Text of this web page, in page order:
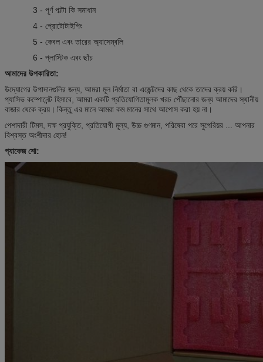
3 - পূর্ণ পাল্টা কি সমাধান
4 - প্রোটোটাইপিং
5 - কেবল এবং তারের অ্যাসেম্বলি
6 - প্লাস্টিক এবং ছাঁচ
আমাদের উপকারিতা:
উদ্যোগের উপাদানগুলির জন্য, আমরা মূল নির্মাতা বা এজেন্টদের কাছ থেকে তাদের ক্রয় করি।
প্যাসিভ কম্পোনেন্ট হিসাবে, আমরা একটি প্রতিযোগিতামূলক খরচ পৌঁছানোর জন্য আমাদের স্থানীয়
বাজার থেকে ক্রয়। কিন্তু এর মানে আমরা কম মানের সাথে আপোস করা হয় না।
পেশাদারী টিমস, দক্ষ প্রযুক্তি, প্রতিযোগী মূল্য, উচ্চ গুণমান, পরিষেবা পরে সুপেরিয়র ... আপনার
বিশ্বস্ত অংশীদার হোন!
প্যাকেজ শো: